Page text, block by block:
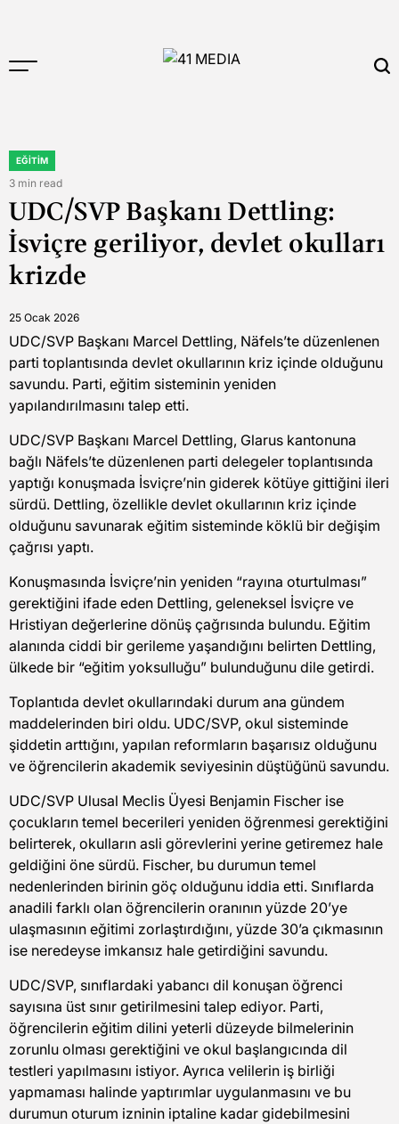
to
POSTED
IN
EĞITIM
Estimated
read
time
3 min read
UDC/SVP Başkanı Dettling:
İsviçre geriliyor, devlet okulları
krizde
25 Ocak 2026
UDC/SVP Başkanı Marcel Dettling, Näfels’te düzenlenen
parti toplantısında devlet okullarının kriz içinde olduğunu
savundu. Parti, eğitim sisteminin yeniden
yapılandırılmasını talep etti.
UDC/SVP Başkanı Marcel Dettling, Glarus kantonuna
bağlı Näfels’te düzenlenen parti delegeler toplantısında
yaptığı konuşmada İsviçre’nin giderek kötüye gittiğini ileri
sürdü. Dettling, özellikle devlet okullarının kriz içinde
olduğunu savunarak eğitim sisteminde köklü bir değişim
çağrısı yaptı.
Konuşmasında İsviçre’nin yeniden “rayına oturtulması”
gerektiğini ifade eden Dettling, geleneksel İsviçre ve
Hristiyan değerlerine dönüş çağrısında bulundu. Eğitim
alanında ciddi bir gerileme yaşandığını belirten Dettling,
ülkede bir “eğitim yoksulluğu” bulunduğunu dile getirdi.
Toplantıda devlet okullarındaki durum ana gündem
maddelerinden biri oldu. UDC/SVP, okul sisteminde
şiddetin arttığını, yapılan reformların başarısız olduğunu
ve öğrencilerin akademik seviyesinin düştüğünü savundu.
UDC/SVP Ulusal Meclis Üyesi Benjamin Fischer ise
çocukların temel becerileri yeniden öğrenmesi gerektiğini
belirterek, okulların asli görevlerini yerine getiremez hale
geldiğini öne sürdü. Fischer, bu durumun temel
nedenlerinden birinin göç olduğunu iddia etti. Sınıflarda
anadili farklı olan öğrencilerin oranının yüzde 20’ye
ulaşmasının eğitimi zorlaştırdığını, yüzde 30’a çıkmasının
ise neredeyse imkansız hale getirdiğini savundu.
UDC/SVP, sınıflardaki yabancı dil konuşan öğrenci
sayısına üst sınır getirilmesini talep ediyor. Parti,
öğrencilerin eğitim dilini yeterli düzeyde bilmelerinin
zorunlu olması gerektiğini ve okul başlangıcında dil
testleri yapılmasını istiyor. Ayrıca velilerin iş birliği
yapmaması halinde yaptırımlar uygulanmasını ve bu
durumun oturum izninin iptaline kadar gidebilmesini